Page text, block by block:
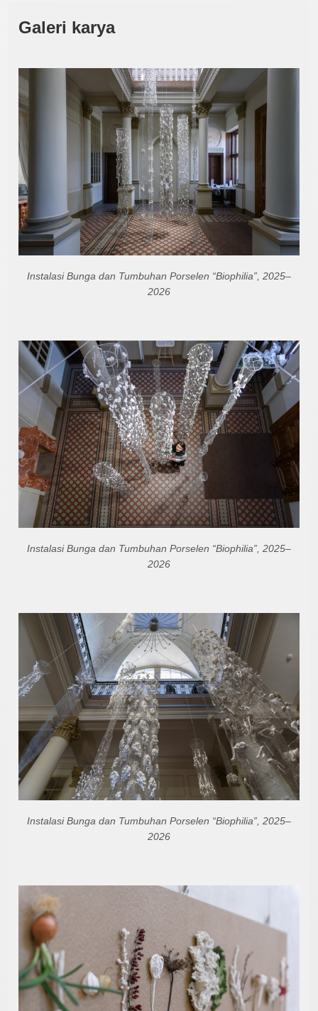
Galeri karya
Instalasi Bunga dan Tumbuhan Porselen “Biophilia”, 2025–
2026
Instalasi Bunga dan Tumbuhan Porselen “Biophilia”, 2025–
2026
Instalasi Bunga dan Tumbuhan Porselen “Biophilia”, 2025–
2026